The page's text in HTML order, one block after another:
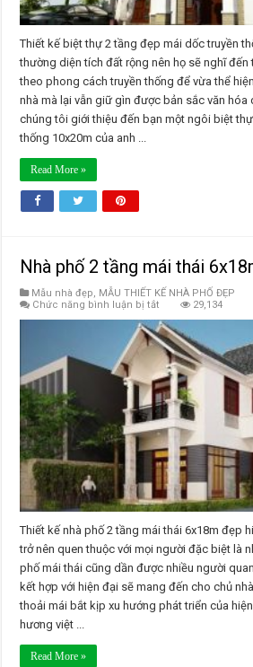
Thiết kế biệt thự 2 tầng đẹp mái dốc truyền
thường diện tích đất rộng nên họ sẽ nghĩ
theo phong cách truyền thống để vừa thể
nhà mà lại vẫn giữ gìn được bản sắc văn hóa
chúng tôi giới thiệu đến bạn một ngôi biệt
thống 10x20m của anh ...
Read More »
Nhà phố 2 tầng mái thái
Mẫu nhà đẹp, MẪU THIẾT KẾ NHÀ PHỐ ĐẸP
Chức năng bình luận bị tắt
phố
2
tầng
mái
thái
6x18m
đẹp
hiện
đại
29,134
Thiết kế nhà phố 2 tầng mái thái 6x18m đẹp
trở nên quen thuộc với mọi người đặc biệt là
phố mái thái cũng dần được nhiều người
kết hợp với hiện đại sẽ mang đến cho chủ
thoải mái bắt kịp xu hướng phát triển của
hương việt ...
Read More »